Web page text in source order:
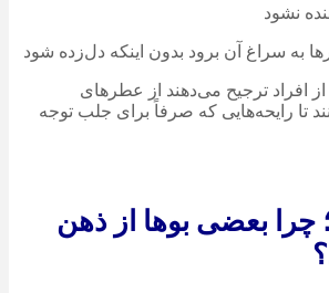
نشود
به سراغ آن برود بدون اینکه دل‌زده شود
افراد ترجیح می‌دهند از عطرهای
تا رایحه‌هایی که صرفاً برای جلب توجه
چرا بعضی بوها از ذهن